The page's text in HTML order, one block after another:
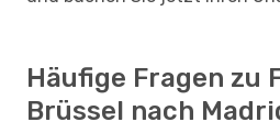
Häufige Fragen zu
Brüssel nach